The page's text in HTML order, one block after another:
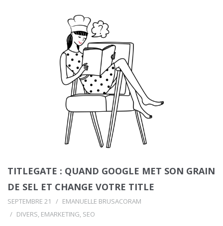
TITLEGATE : QUAND GOOGLE MET SON GRAIN
DE SEL ET CHANGE VOTRE TITLE
SEPTEMBRE 21
EMANUELLE BRUSACORAM
DIVERS, EMARKETING, SEO